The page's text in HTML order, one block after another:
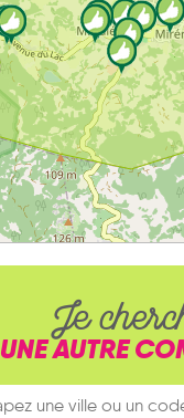
Je
UNE AUTRE